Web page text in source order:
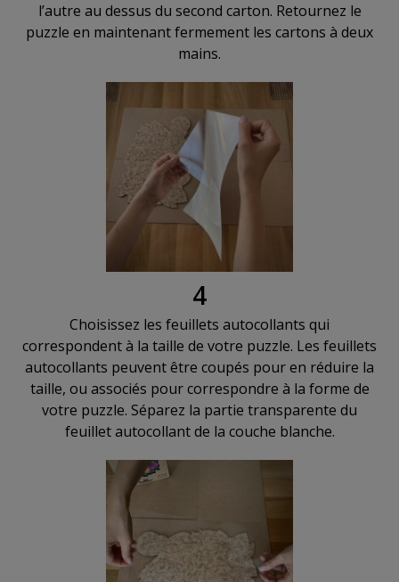
l’autre au dessus du second carton. Retournez le
puzzle en maintenant fermement les cartons à deux
mains.
4
Choisissez les feuillets autocollants qui
correspondent à la taille de votre puzzle. Les feuillets
autocollants peuvent être coupés pour en réduire la
taille, ou associés pour correspondre à la forme de
votre puzzle. Séparez la partie transparente du
feuillet autocollant de la couche blanche.